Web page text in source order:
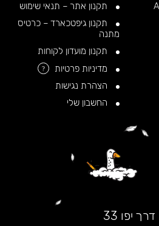
תקנון אתר – תנאי שימוש
תקנון גיפטכארד – כרטיס
מתנה
תקנון מועדון לקוחות
מדיניות פרטיות
?
הצהרת נגישות
החשבון שלי
דרך יפו 33